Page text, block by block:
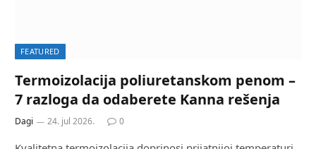
FEATURED
Termoizolacija poliuretanskom penom –
7 razloga da odaberete Kanna rešenja
Dagi 24. jul 2026. 0